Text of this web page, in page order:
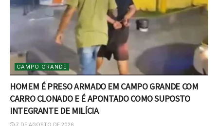
CAMPO GRANDE
HOMEM É PRESO ARMADO EM CAMPO GRANDE COM
CARRO CLONADO E É APONTADO COMO SUPOSTO
INTEGRANTE DE MILÍCIA
7 DE AGOSTO DE 2026